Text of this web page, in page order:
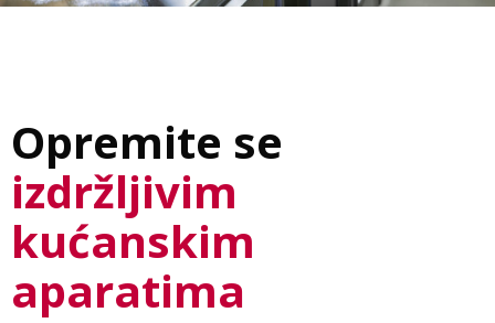
Opremite se
izdržljivim
kućanskim
aparatima